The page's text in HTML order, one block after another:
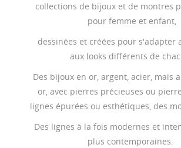
collections de bijoux et de montres
pour femme et enfant,
dessinées et créées pour s'adapter
aux looks différents de
Des bijoux en or, argent, acier, mais
or, avec pierres précieuses ou
lignes épurées ou esthétiques, des
Des lignes à la fois modernes et
plus contemporaines.